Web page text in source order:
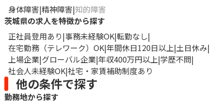
身体障害 精神障害 知的障害
茨城県の求人を特徴から探す
正社員登用あり 事務未経験OK 転勤なし
在宅勤務（テレワーク）OK 年間休日120日以上 土日休み
上場企業 グローバル企業 年収400万円以上 学歴不問
社会人未経験OK 社宅・家賃補助制度あり
他の条件で探す
勤務地から探す